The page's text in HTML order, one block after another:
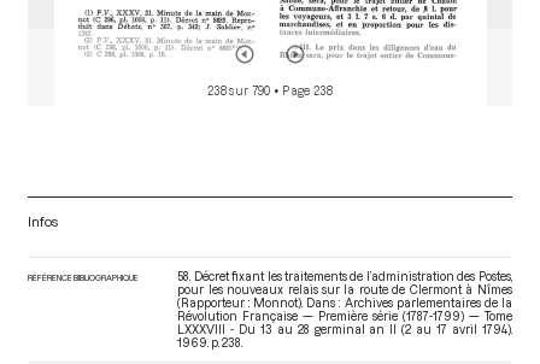
238 sur 790 • Page 238
Infos
RÉFÉRENCE BIBLIOGRAPHIQUE
58. Décret fixant les traitements de l’administration des Postes,
pour les nouveaux relais sur la route de Clermont à Nîmes
(Rapporteur : Monnot). Dans : Archives parlementaires de la
Révolution Française — Première série (1787-1799) — Tome
LXXXVIII - Du 13 au 28 germinal an II (2 au 17 avril 1794).
1969. p. 238.